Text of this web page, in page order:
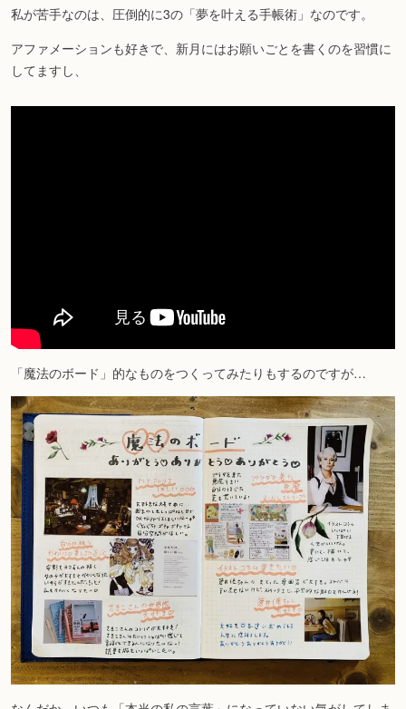
私が苦手なのは、圧倒的に3の「夢を叶える手帳術」なのです。
アファメーションも好きで、新月にはお願いごとを書くのを習慣に
してますし、
「魔法のボード」的なものをつくってみたりもするのですが…